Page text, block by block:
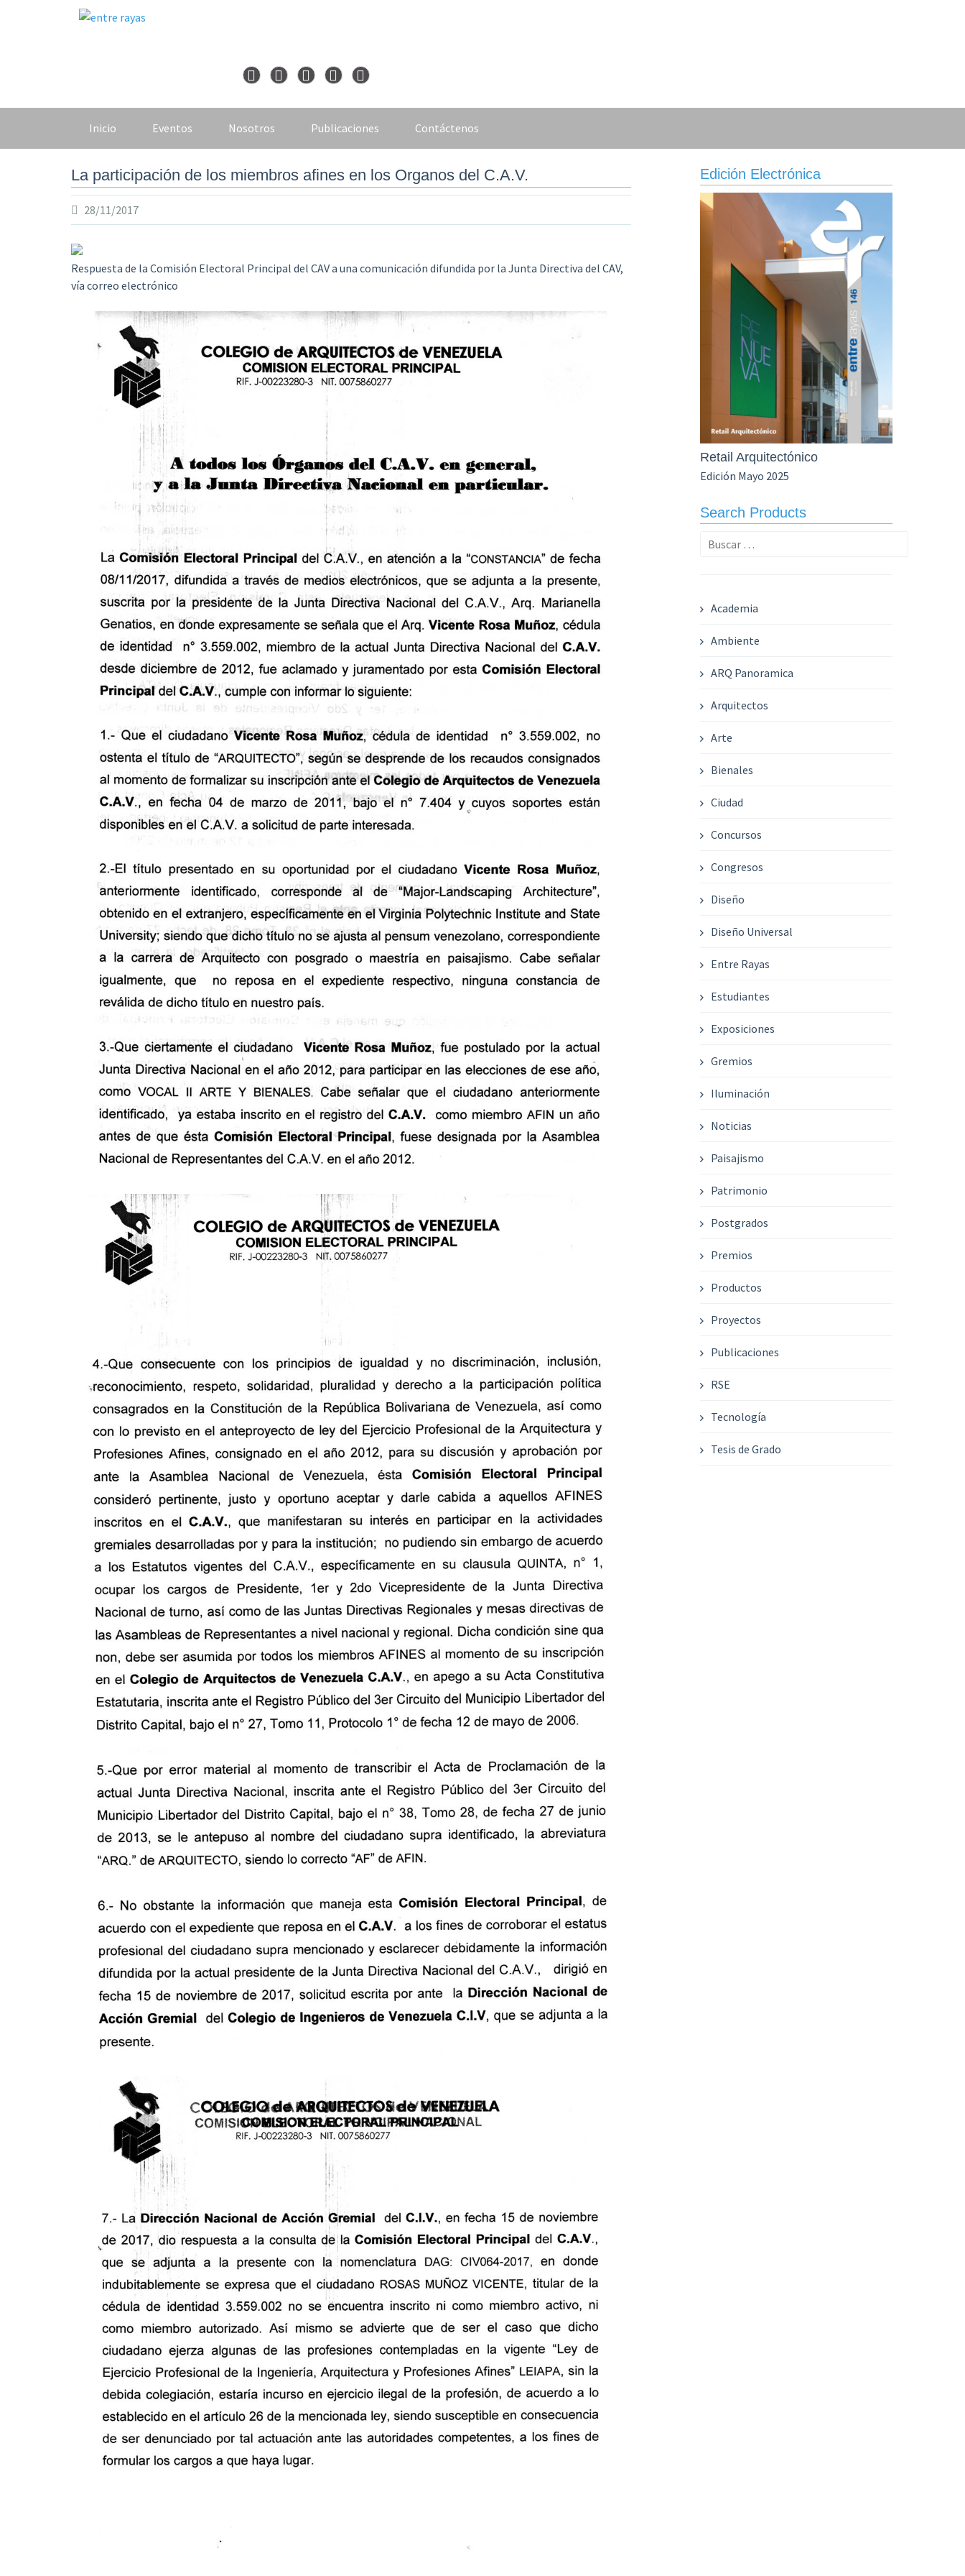
Inicio Eventos Nosotros Publicaciones Contáctenos
La participación de los miembros afines en los Organos del C.A.V.
28/11/2017
Respuesta de la Comisión Electoral Principal del CAV a una comunicación difundida por la Junta Directiva del CAV,
vía correo electrónico
Edición Electrónica
Retail Arquitectónico
Edición Mayo 2025
Search Products
Buscar:
Academia
Ambiente
ARQ Panoramica
Arquitectos
Arte
Bienales
Ciudad
Concursos
Congresos
Diseño
Diseño Universal
Entre Rayas
Estudiantes
Exposiciones
Gremios
Iluminación
Noticias
Paisajismo
Patrimonio
Postgrados
Premios
Productos
Proyectos
Publicaciones
RSE
Tecnología
Tesis de Grado